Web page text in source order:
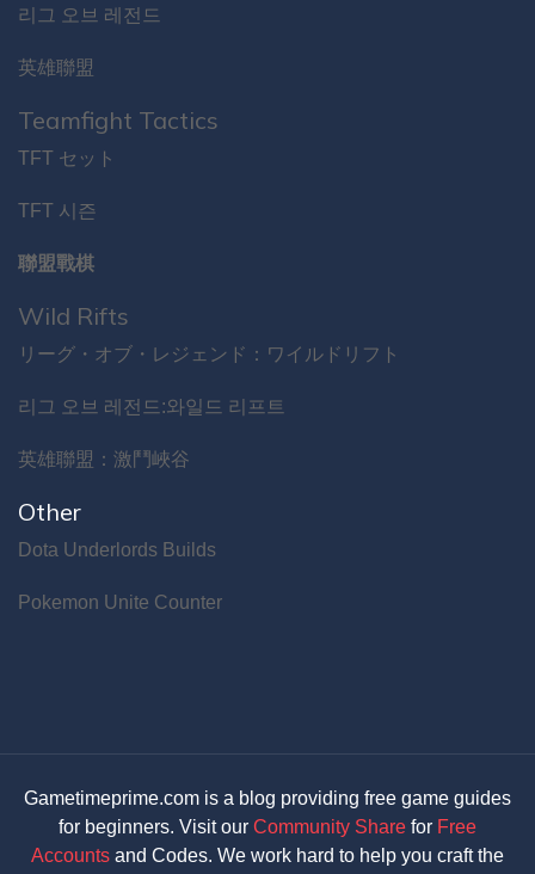
리그 오브 레전드
英雄聯盟
Teamfight Tactics
TFT セット
TFT 시즌
聯盟戰棋
Wild Rifts
リーグ・オブ・レジェンド：ワイルドリフト
리그 오브 레전드:와일드 리프트
英雄聯盟：激鬥峽谷
Other
Dota Underlords Builds
Pokemon Unite Counter
Gametimeprime.com is a blog providing free game guides
for beginners. Visit our Community Share for Free
Accounts and Codes. We work hard to help you craft the